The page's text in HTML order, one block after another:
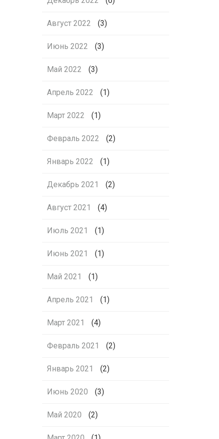
Август 2022 (3)
Июнь 2022 (3)
Май 2022 (3)
Апрель 2022 (1)
Март 2022 (1)
Февраль 2022 (2)
Январь 2022 (1)
Декабрь 2021 (2)
Август 2021 (4)
Июль 2021 (1)
Июнь 2021 (1)
Май 2021 (1)
Апрель 2021 (1)
Март 2021 (4)
Февраль 2021 (2)
Январь 2021 (2)
Июнь 2020 (3)
Май 2020 (2)